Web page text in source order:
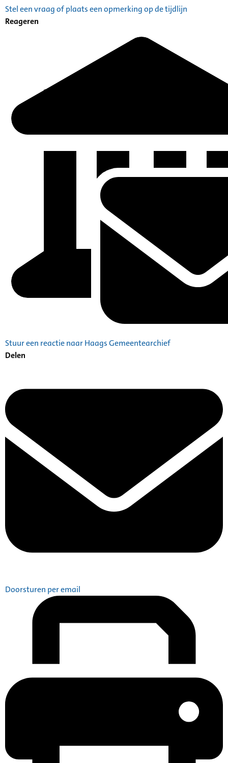
Stel een vraag of plaats een opmerking op de tijdlijn
Reageren
Stuur een reactie naar Haags Gemeentearchief
Delen
Doorsturen per email